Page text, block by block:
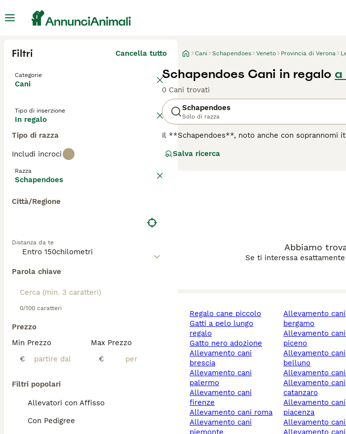
Filtri Cancella tutto
Categorie
Cani
Tipo di inserzione
In regalo
Tipo di razza
Includi incroci
Razza
Schapendoes
Città/Regione
Distanza da te
Parola chiave
0/100 caratteri
Prezzo
Min Prezzo
€
Max Prezzo
€
Filtri popolari
Allevatori con Affisso
Con Pedigree
Cani Schapendoes Veneto Provincia di Verona
Schapendoes Cani in regalo a
0 Cani trovati
Schapendoes
Solo di razza
Il **Schapendoes**, noto anche con soprannomi
folto e leggermente ondulato, che gli conferisce
ideale per famiglie attive o proprietari esperti che
sedentari. Tra le parole chiave più ricercate in
interesse sia nella razza che nell'acquisto dei
soprattutto durante la muta, per mantenere il
compagno eccellente per chi può offrire tempo e
Salva ricerca
Abbiamo
Se ti interessa
regalo cane piccolo
gatti a pelo lungo
regalo
gatto nero adozione
allevamento cani
brescia
allevamento cani
palermo
allevamento cani
firenze
allevamento cani roma
allevamento cani
piemonte
allevamento cani
bergamo
allevamento cani ascoli
piceno
allevamento cani
belluno
allevamento
allevamento cani
catanzaro
allevamento cani
piacenza
allevamento
allevamento cani